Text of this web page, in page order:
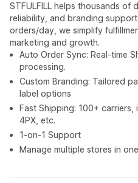
STFULFILL helps thousands of
reliability, and branding
orders/day, we simplify
marketing and growth.
Auto Order Sync: Real-time
processing.
Custom Branding: Tailored
label options
Fast Shipping: 100+ carriers,
4PX, etc.
1-on-1 Support
Manage multiple stores in